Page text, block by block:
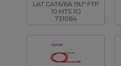
LAT CAT6/6A 15U" FTP
10 MTS RJ
731084